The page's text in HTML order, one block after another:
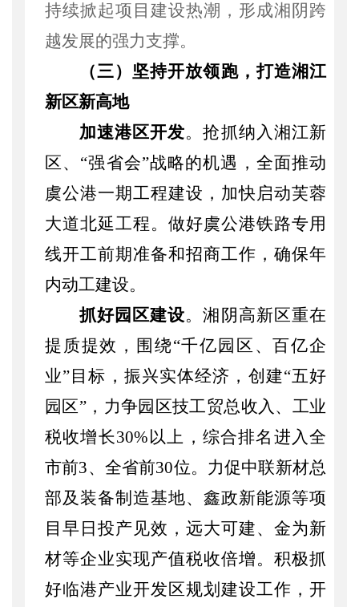
持续掀起项目建设热潮，形成湘阴跨
越发展的强力支撑。
（三） 坚持开放领跑，打造湘江
新区新高地
加速港区开发。抢抓纳入湘江新
区、 “强省会”战略的机遇，全面推动
虞公港一期工程建设，加快启动芙蓉
大道北延工程。做好虞公港铁路专用
线开工前期准备和招商工作，确保年
内动工建设。
抓好园区建设。湘阴高新区重在
提质提效，围绕“千亿园区、百亿企
业”目标，振兴实体经济，创建“五好
园区”，力争园区技工贸总收入、工业
税收增长30%以上，综合排名进入全
市前3、全省前30位。力促中联新材总
部及装备制造基地、鑫政新能源等项
目早日投产见效，远大可建、金为新
材等企业实现产值税收倍增。积极抓
好临港产业开发区规划建设工作，开